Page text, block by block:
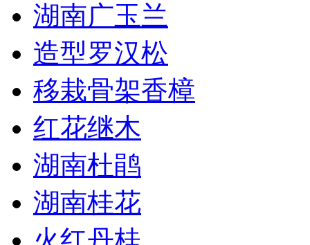
湖南广玉兰
造型罗汉松
移栽骨架香樟
红花继木
湖南杜鹃
湖南桂花